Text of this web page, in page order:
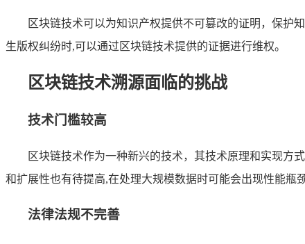
区块链技术可以为知识产权提供不可篡改的证明，保护
生版权纠纷时,可以通过区块链技术提供的证据进行维权。
区块链技术溯源面临的挑战
技术门槛较高
区块链技术作为一种新兴的技术，其技术原理和实现方
和扩展性也有待提高,在处理大规模数据时可能会出现性能瓶颈
法律法规不完善